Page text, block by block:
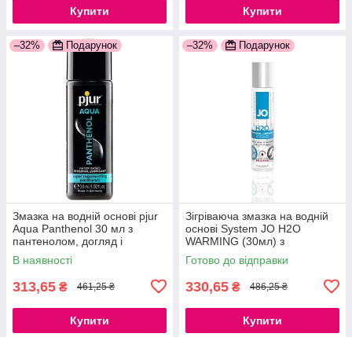
Купити Купити
–32% Подарунок
Змазка на водній основі pjur
Aqua Panthenol 30 мл з
пантенолом, догляд і
зволоження 777Store.com.ua
В наявності
313,65 ₴ 461,25 ₴
Купити
–32% Подарунок
Зігріваюча змазка на водній
основі System JO H2O
WARMING (30мл) з
екстрактом м'яти перцевої
777Store.com.ua
Готово до відправки
330,65 ₴ 486,25 ₴
Купити